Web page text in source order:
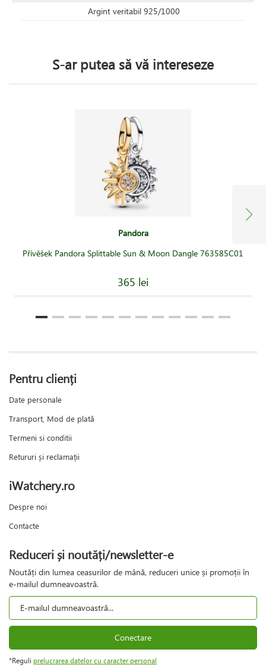
Argint veritabil 925/1000
S-ar putea să vă intereseze
Pandora
Přívěšek Pandora Splittable Sun & Moon Dangle 763585C01
365 lei
Pentru clienți
Date personale
Transport, Mod de plată
Termeni si conditii
Retururi și reclamații
iWatchery.ro
Despre noi
Contacte
Reduceri și noutăți/newsletter-e
Noutăți din lumea ceasurilor de mână, reduceri unice și promoții în
e-mailul dumneavoastră.
Conectare
*Reguli prelucrarea datelor cu caracter personal